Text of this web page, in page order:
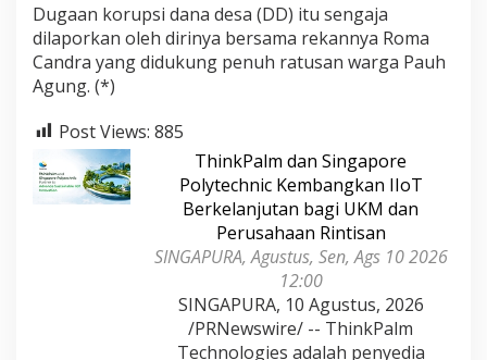
Dugaan korupsi dana desa (DD) itu sengaja
dilaporkan oleh dirinya bersama rekannya Roma
Candra yang didukung penuh ratusan warga Pauh
Agung. (*)
Post Views: 885
ThinkPalm dan Singapore
Polytechnic Kembangkan IIoT
Berkelanjutan bagi UKM dan
Perusahaan Rintisan
SINGAPURA, Agustus, Sen, Ags 10 2026
12:00
SINGAPURA, 10 Agustus, 2026
/PRNewswire/ -- ThinkPalm
Technologies adalah penyedia